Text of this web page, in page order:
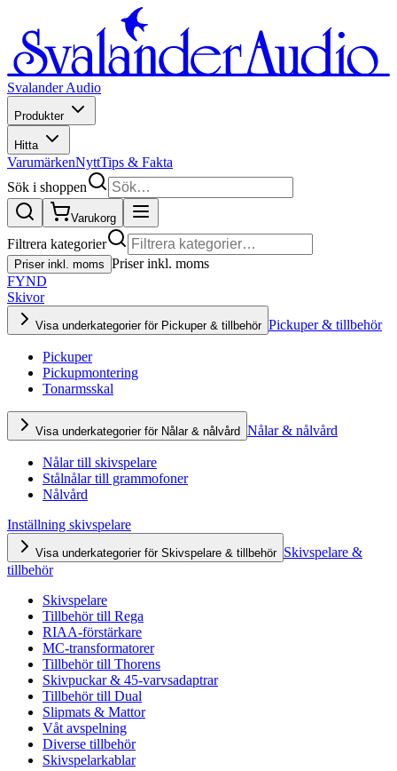
Svalander Audio
Produkter
Hitta
VarumärkenNyttTips & Fakta
Sök i shoppen
Varukorg
Filtrera kategorier
Priser inkl. moms Priser inkl. moms
FYND
Skivor
Visa underkategorier för Pickuper & tillbehör Pickuper & tillbehör
Pickuper
Pickupmontering
Tonarmsskal
Visa underkategorier för Nålar & nålvård Nålar & nålvård
Nålar till skivspelare
Stålnålar till grammofoner
Nålvård
Inställning skivspelare
Visa underkategorier för Skivspelare & tillbehör Skivspelare &
tillbehör
Skivspelare
Tillbehör till Rega
RIAA-förstärkare
MC-transformatorer
Tillbehör till Thorens
Skivpuckar & 45-varvsadaptrar
Tillbehör till Dual
Slipmats & Mattor
Våt avspelning
Diverse tillbehör
Skivspelarkablar